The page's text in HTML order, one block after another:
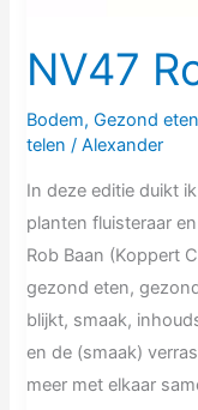
NV47
Bodem,Gezond eten
telen /Alexander
In deze editie duikt
planten fluisteraar
Rob Baan (Koppert
gezond eten,
blijkt, smaak,
en de (smaak)
meer met elkaar